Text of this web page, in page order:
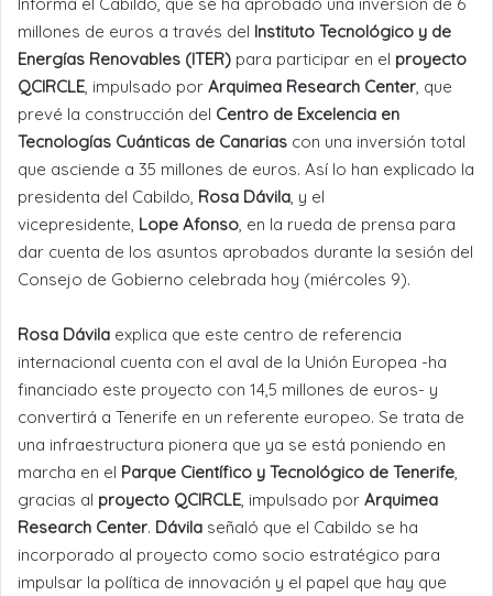
millones de euros a través del Instituto Tecnológico y de
Energías Renovables (ITER) para participar en el proyecto
QCIRCLE, impulsado por Arquimea Research Center, que
prevé la construcción del Centro de Excelencia en
Tecnologías Cuánticas de Canarias con una inversión total
que asciende a 35 millones de euros. Así lo han explicado la
presidenta del Cabildo, Rosa Dávila, y el
vicepresidente, Lope Afonso, en la rueda de prensa para
dar cuenta de los asuntos aprobados durante la sesión del
Consejo de Gobierno celebrada hoy (miércoles 9).
Rosa Dávila explica que este centro de referencia
internacional cuenta con el aval de la Unión Europea -ha
financiado este proyecto con 14,5 millones de euros- y
convertirá a Tenerife en un referente europeo. Se trata de
una infraestructura pionera que ya se está poniendo en
marcha en el Parque Científico y Tecnológico de Tenerife,
gracias al proyecto QCIRCLE, impulsado por Arquimea
Research Center. Dávila señaló que el Cabildo se ha
incorporado al proyecto como socio estratégico para
impulsar la política de innovación y el papel que hay que